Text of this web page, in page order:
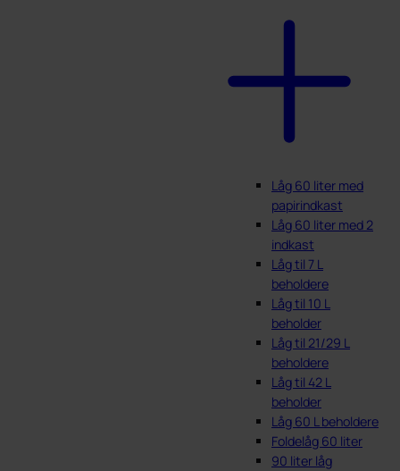
Låg 60 liter med
papirindkast
Låg 60 liter med 2
indkast
Låg til 7 L
beholdere
Låg til 10 L
beholder
Låg til 21/29 L
beholdere
Låg til 42 L
beholder
Låg 60 L beholdere
Foldelåg 60 liter
90 liter låg